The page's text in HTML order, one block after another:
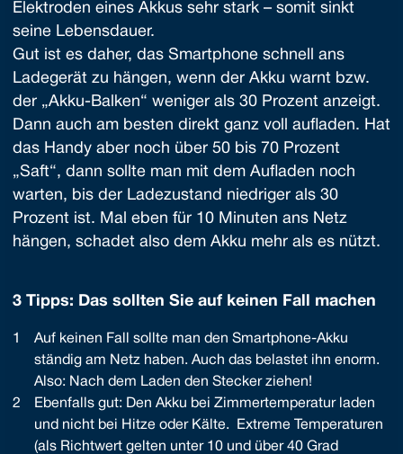
Elektroden eines Akkus sehr stark – somit sinkt
seine Lebensdauer.
Gut ist es daher, das Smartphone schnell ans
Ladegerät zu hängen, wenn der Akku warnt bzw.
der „Akku-Balken“ weniger als 30 Prozent anzeigt.
Dann auch am besten direkt ganz voll aufladen. Hat
das Handy aber noch über 50 bis 70 Prozent
„Saft“, dann sollte man mit dem Aufladen noch
warten, bis der Ladezustand niedriger als 30
Prozent ist. Mal eben für 10 Minuten ans Netz
hängen, schadet also dem Akku mehr als es nützt.
3 Tipps: Das sollten Sie auf keinen Fall machen
Auf keinen Fall sollte man den Smartphone-Akku
ständig am Netz haben. Auch das belastet ihn enorm.
Also: Nach dem Laden den Stecker ziehen!
Ebenfalls gut: Den Akku bei Zimmertemperatur laden
und nicht bei Hitze oder Kälte. Extreme Temperaturen
(als Richtwert gelten unter 10 und über 40 Grad